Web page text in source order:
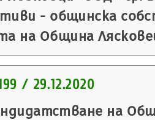
- общинска
на Община
/ 29.12.2020
на